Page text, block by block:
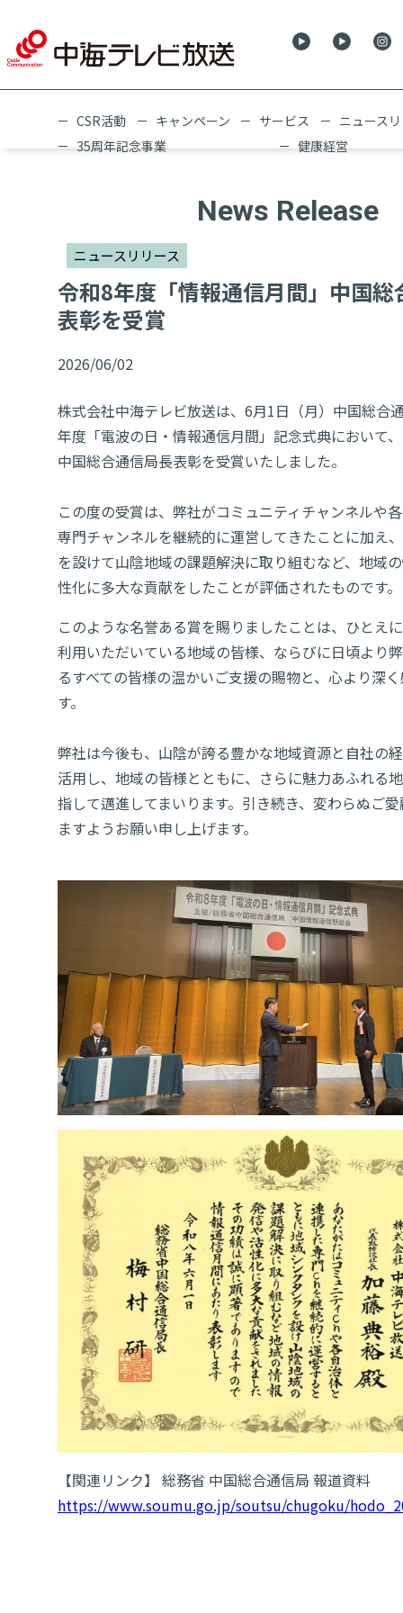
CSR活動 キャンペーン サービス
ニュース
35周年記念事業
健康経営
News Release
ニュースリリース
令和8年度「情報通信月間」中国総
表彰を受賞
2026/06/02
株式会社中海テレビ放送は、6月1日（月）中国総合
年度「電波の日・情報通信月間」記念式典において
中国総合通信局長表彰を受賞いたしました。
この度の受賞は、弊社がコミュニティチャンネルや
専門チャンネルを継続的に運営してきたことに加え
を設けて山陰地域の課題解決に取り組むなど、地域
性化に多大な貢献をしたことが評価されたものです。
このような名誉ある賞を賜りましたことは、ひとえ
利用いただいている地域の皆様、ならびに日頃より
るすべての皆様の温かいご支援の賜物と、心より深
す。
弊社は今後も、山陰が誇る豊かな地域資源と自社の
活用し、地域の皆様とともに、さらに魅力あふれる
指して邁進してまいります。引き続き、変わらぬご
ますようお願い申し上げます。
【関連リンク】 総務省 中国総合通信局 報道資料
https://www.soumu.go.jp/soutsu/chugoku/